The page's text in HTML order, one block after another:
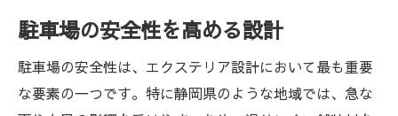
駐車場の安全性を高める設計
駐車場の安全性は、エクステリア設計において最も重要
な要素の一つです。特に静岡県のような地域では、急な